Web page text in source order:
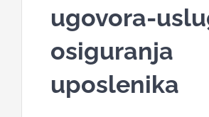
ugovora-
osiguranja
uposlenika